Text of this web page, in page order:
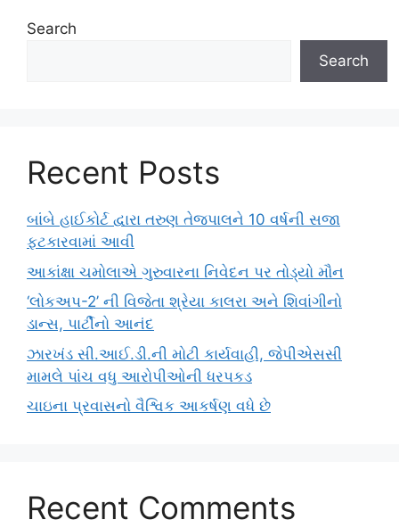
Search
Search
Recent Posts
બાંબે હાઈકોર્ટ દ્વારા તરુણ તેજપાલને 10 વર્ષની સજા
ફટકારવામાં આવી
આકાંક્ષા ચમોલાએ ગુરુવારના નિવેદન પર તોડ્યો મૌન
‘લોકઅપ-2’ ની વિજેતા શ્રેયા કાલરા અને શિવાંગીનો
ડાન્સ, પાર્ટીનો આનંદ
ઝારખંડ સી.આઈ.ડી.ની મોટી કાર્યવાહી, જેપીએસસી
મામલે પાંચ વધુ આરોપીઓની ધરપકડ
ચાઇના પ્રવાસનો વૈશ્વિક આકર્ષણ વધે છે
Recent Comments